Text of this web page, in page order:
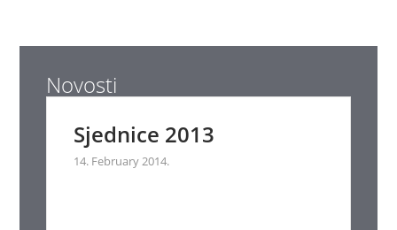
Novosti
Sjednice 2013
14. February 2014.